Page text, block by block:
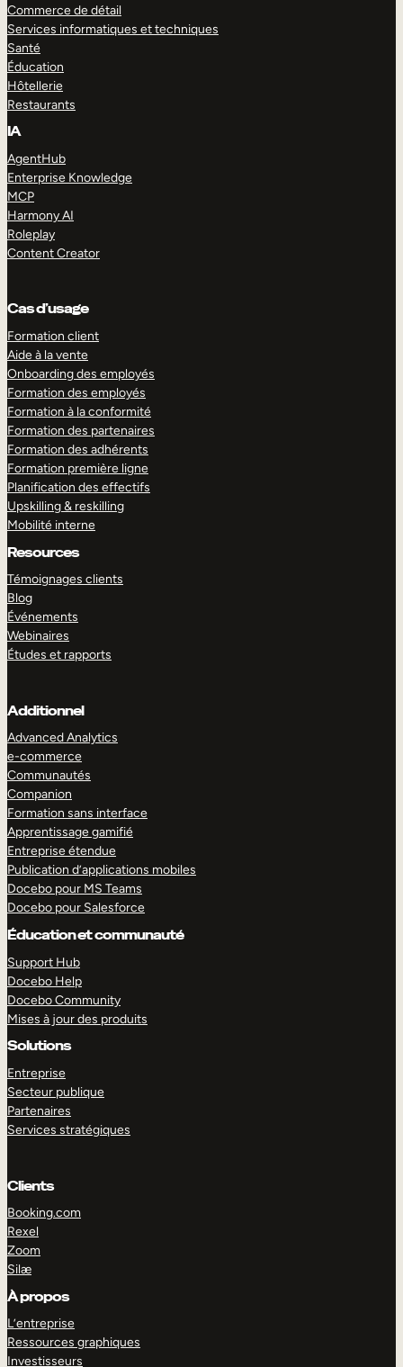
Commerce de détail
Services informatiques et techniques
Santé
Éducation
Hôtellerie
Restaurants
IA
AgentHub
Enterprise Knowledge
MCP
Harmony AI
Roleplay
Content Creator
Cas d’usage
Formation client
Aide à la vente
Onboarding des employés
Formation des employés
Formation à la conformité
Formation des partenaires
Formation des adhérents
Formation première ligne
Planification des effectifs
Upskilling & reskilling
Mobilité interne
Resources
Témoignages clients
Blog
Événements
Webinaires
Études et rapports
Additionnel
Advanced Analytics
e-commerce
Communautés
Companion
Formation sans interface
Apprentissage gamifié
Entreprise étendue
Publication d’applications mobiles
Docebo pour MS Teams
Docebo pour Salesforce
Éducation et communauté
Support Hub
Docebo Help
Docebo Community
Mises à jour des produits
Solutions
Entreprise
Secteur publique
Partenaires
Services stratégiques
Clients
Booking.com
Rexel
Zoom
Silæ
À propos
L’entreprise
Ressources graphiques
Investisseurs